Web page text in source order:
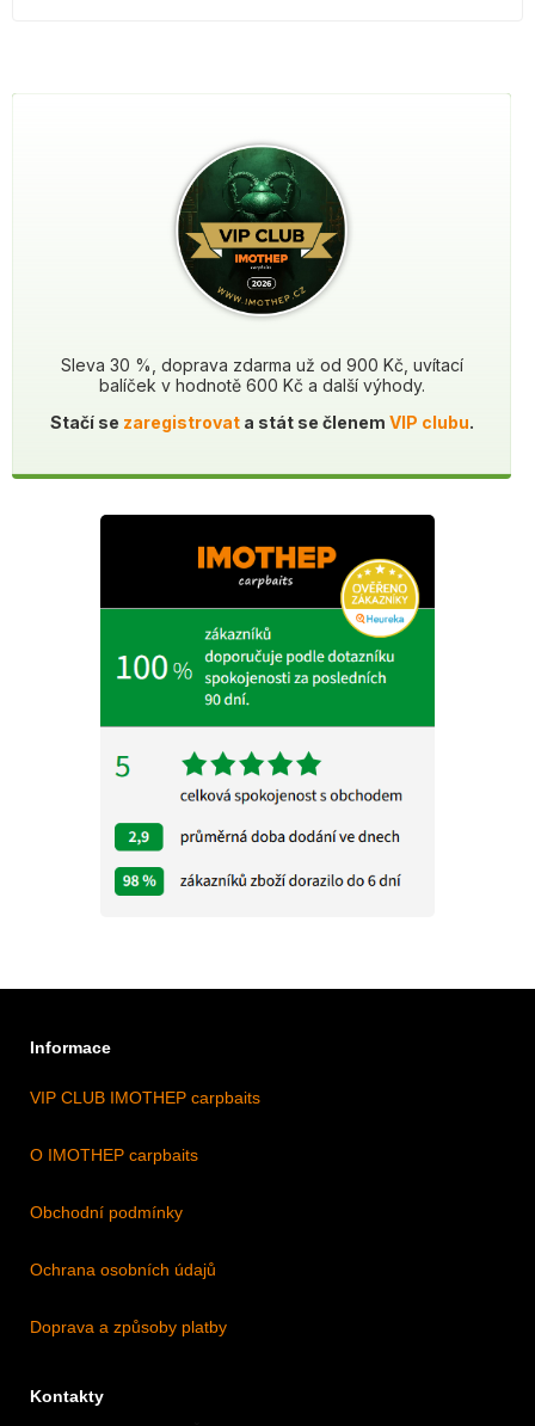
Sleva 30 %, doprava zdarma už od 900 Kč, uvítací
balíček v hodnotě 600 Kč a další výhody.
Stačí se zaregistrovata stát se členem VIP clubu.
Informace
VIP CLUB IMOTHEP carpbaits
O IMOTHEP carpbaits
Obchodní podmínky
Ochrana osobních údajů
Doprava a způsoby platby
Kontakty